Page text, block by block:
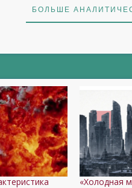
БОЛЬШЕ
«Холодная